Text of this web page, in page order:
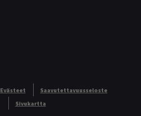
Evästeet
Saavutettavuusseloste
Sivukartta